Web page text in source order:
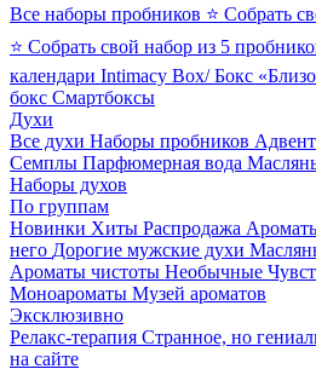
Все наборы пробников ⭐ Собрать
⭐ Собрать свой набор из 5
календари Intimacy Box/ Бокс
бокс Смартбоксы
Духи
Все духи Наборы пробников
Семплы Парфюмерная вода
Наборы духов
По группам
Новинки Хиты Распродажа
него Дорогие мужские духи
Ароматы чистоты Необычные
Моноароматы Музей ароматов
Эксклюзивно
Релакс-терапия Странное, но
на сайте